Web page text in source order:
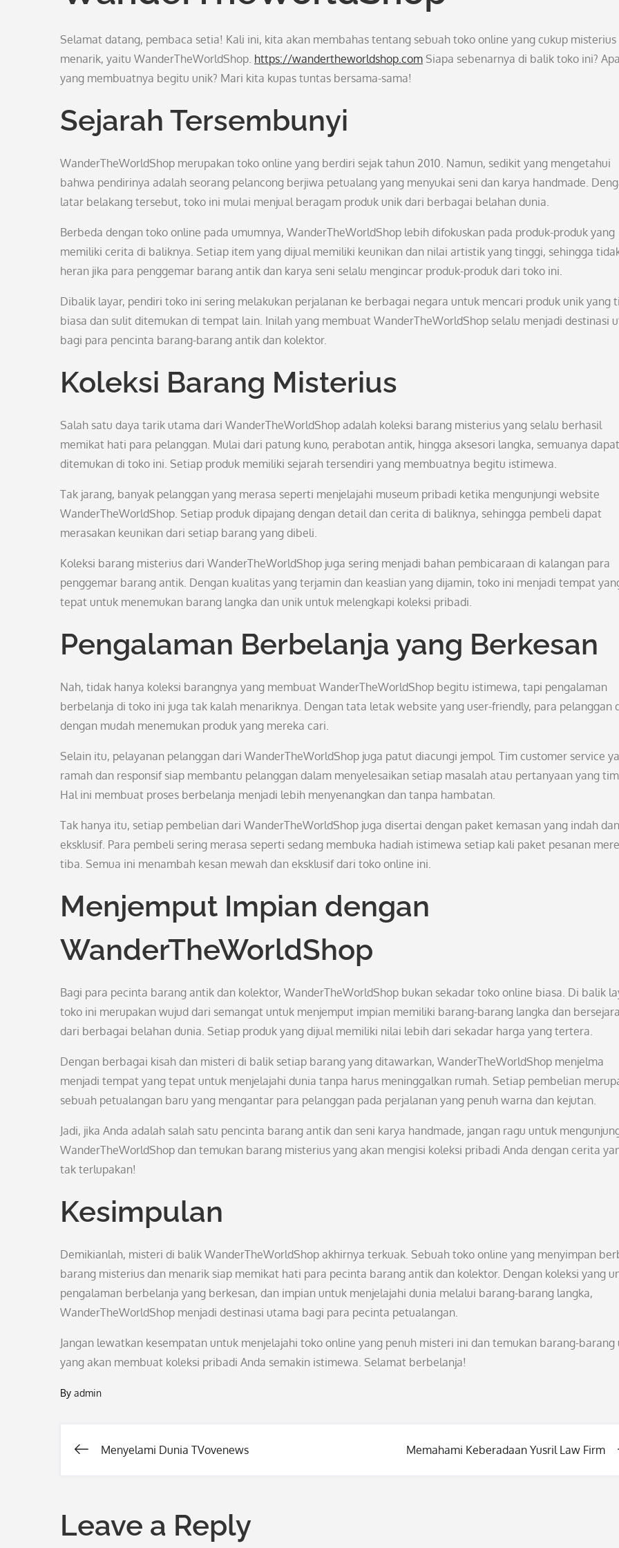
Selamat datang, pembaca setia! Kali ini, kita akan membahas tentang sebuah toko online yang cukup misterius
menarik, yaitu WanderTheWorldShop. https://wandertheworldshop.com Siapa sebenarnya di balik toko ini? Apa
yang membuatnya begitu unik? Mari kita kupas tuntas bersama-sama!
Sejarah Tersembunyi
WanderTheWorldShop merupakan toko online yang berdiri sejak tahun 2010. Namun, sedikit yang mengetahui
bahwa pendirinya adalah seorang pelancong berjiwa petualang yang menyukai seni dan karya handmade.
latar belakang tersebut, toko ini mulai menjual beragam produk unik dari berbagai belahan dunia.
Berbeda dengan toko online pada umumnya, WanderTheWorldShop lebih difokuskan pada produk-produk yang
memiliki cerita di baliknya. Setiap item yang dijual memiliki keunikan dan nilai artistik yang tinggi, sehingga
heran jika para penggemar barang antik dan karya seni selalu mengincar produk-produk dari toko ini.
Dibalik layar, pendiri toko ini sering melakukan perjalanan ke berbagai negara untuk mencari produk unik yang
biasa dan sulit ditemukan di tempat lain. Inilah yang membuat WanderTheWorldShop selalu menjadi destinasi
bagi para pencinta barang-barang antik dan kolektor.
Koleksi Barang Misterius
Salah satu daya tarik utama dari WanderTheWorldShop adalah koleksi barang misterius yang selalu berhasil
memikat hati para pelanggan. Mulai dari patung kuno, perabotan antik, hingga aksesori langka, semuanya dapat
ditemukan di toko ini. Setiap produk memiliki sejarah tersendiri yang membuatnya begitu istimewa.
Tak jarang, banyak pelanggan yang merasa seperti menjelajahi museum pribadi ketika mengunjungi website
WanderTheWorldShop. Setiap produk dipajang dengan detail dan cerita di baliknya, sehingga pembeli dapat
merasakan keunikan dari setiap barang yang dibeli.
Koleksi barang misterius dari WanderTheWorldShop juga sering menjadi bahan pembicaraan di kalangan para
penggemar barang antik. Dengan kualitas yang terjamin dan keaslian yang dijamin, toko ini menjadi tempat
tepat untuk menemukan barang langka dan unik untuk melengkapi koleksi pribadi.
Pengalaman Berbelanja yang Berkesan
Nah, tidak hanya koleksi barangnya yang membuat WanderTheWorldShop begitu istimewa, tapi pengalaman
berbelanja di toko ini juga tak kalah menariknya. Dengan tata letak website yang user-friendly, para pelanggan
dengan mudah menemukan produk yang mereka cari.
Selain itu, pelayanan pelanggan dari WanderTheWorldShop juga patut diacungi jempol. Tim customer service
ramah dan responsif siap membantu pelanggan dalam menyelesaikan setiap masalah atau pertanyaan yang
Hal ini membuat proses berbelanja menjadi lebih menyenangkan dan tanpa hambatan.
Tak hanya itu, setiap pembelian dari WanderTheWorldShop juga disertai dengan paket kemasan yang indah dan
eksklusif. Para pembeli sering merasa seperti sedang membuka hadiah istimewa setiap kali paket pesanan
tiba. Semua ini menambah kesan mewah dan eksklusif dari toko online ini.
Menjemput Impian dengan
WanderTheWorldShop
Bagi para pecinta barang antik dan kolektor, WanderTheWorldShop bukan sekadar toko online biasa. Di balik
toko ini merupakan wujud dari semangat untuk menjemput impian memiliki barang-barang langka dan
dari berbagai belahan dunia. Setiap produk yang dijual memiliki nilai lebih dari sekadar harga yang tertera.
Dengan berbagai kisah dan misteri di balik setiap barang yang ditawarkan, WanderTheWorldShop menjelma
menjadi tempat yang tepat untuk menjelajahi dunia tanpa harus meninggalkan rumah. Setiap pembelian
sebuah petualangan baru yang mengantar para pelanggan pada perjalanan yang penuh warna dan kejutan.
Jadi, jika Anda adalah salah satu pencinta barang antik dan seni karya handmade, jangan ragu untuk
WanderTheWorldShop dan temukan barang misterius yang akan mengisi koleksi pribadi Anda dengan cerita
tak terlupakan!
Kesimpulan
Demikianlah, misteri di balik WanderTheWorldShop akhirnya terkuak. Sebuah toko online yang menyimpan
barang misterius dan menarik siap memikat hati para pecinta barang antik dan kolektor. Dengan koleksi yang
pengalaman berbelanja yang berkesan, dan impian untuk menjelajahi dunia melalui barang-barang langka,
WanderTheWorldShop menjadi destinasi utama bagi para pecinta petualangan.
Jangan lewatkan kesempatan untuk menjelajahi toko online yang penuh misteri ini dan temukan barang-barang
yang akan membuat koleksi pribadi Anda semakin istimewa. Selamat berbelanja!
By admin
Post
Menyelami Dunia TVovenews Memahami Keberadaan Yusril Law Firm
Leave a Reply